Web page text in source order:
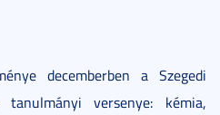
decemberben a Szegedi
tanulmányi versenye: kémia,